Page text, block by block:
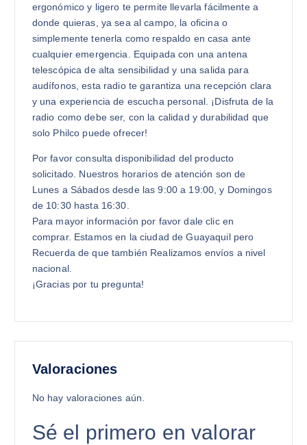
ergonómico y ligero te permite llevarla fácilmente a
donde quieras, ya sea al campo, la oficina o
simplemente tenerla como respaldo en casa ante
cualquier emergencia. Equipada con una antena
telescópica de alta sensibilidad y una salida para
audífonos, esta radio te garantiza una recepción clara
y una experiencia de escucha personal. ¡Disfruta de la
radio como debe ser, con la calidad y durabilidad que
solo Philco puede ofrecer!
Por favor consulta disponibilidad del producto
solicitado. Nuestros horarios de atención son de
Lunes a Sábados desde las 9:00 a 19:00, y Domingos
de 10:30 hasta 16:30.
Para mayor información por favor dale clic en
comprar. Estamos en la ciudad de Guayaquil pero
Recuerda de que también Realizamos envíos a nivel
nacional.
¡Gracias por tu pregunta!
Valoraciones
No hay valoraciones aún.
Sé el primero en valorar